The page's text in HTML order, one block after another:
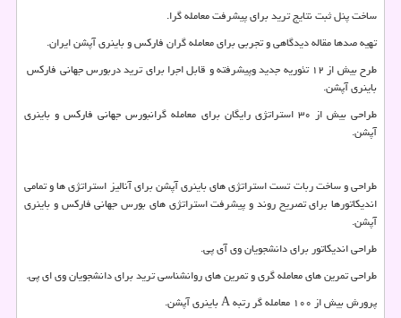
ساخت پنل ثبت نتایج ترید برای پیشرفت معامله گرا.
تهیه صدها مقاله دیدگاهی و تجربی برای معامله گران فارکس و باینری آپشن ایران.
طرح بیش از ۱۲ تئوریه جدید وپیشرفته و قابل اجرا برای ترید دربورس جهانی فارکس
باینری آپشن.
طراحی بیش از ۳۰ استراتژی رایگان برای معامله گرانبورس جهانی فارکس و باینری
آپشن.
طراحی و ساخت ربات تست استراتژی های باینری آپشن برای آنالیز استراتژی ها و تمامی
اندیکاتورها برای تصریح روند و پیشرفت استراتژی های بورس جهانی فارکس و باینری
آپشن.
طراحی اندیکاتور برای دانشجویان وی آی پی.
طراحی تمرین های معامله گری و تمرین های روانشناسی ترید برای دانشجویان وی ای پی.
پرورش بیش از ۱۰۰ معامله گر رتبه A باینری آپشن.